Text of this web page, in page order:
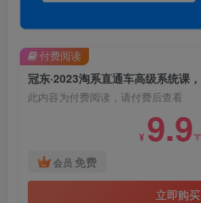
此内容为付费阅读，请付费后查看
¥ 9.9¥
会员 免费
立即购买
付费阅读